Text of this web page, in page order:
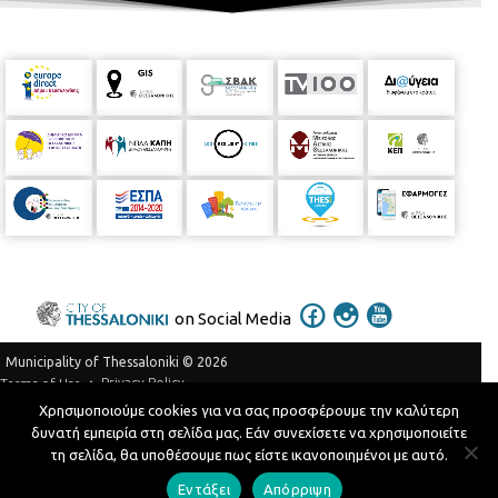
on Social Media
Municipality of Thessaloniki © 2026
Terms of Use
Privacy Policy
Telephone Catalog
Developed byMyCompany Projects
Χρησιμοποιούμε cookies για να σας προσφέρουμε την καλύτερη
δυνατή εμπειρία στη σελίδα μας. Εάν συνεχίσετε να χρησιμοποιείτε
τη σελίδα, θα υποθέσουμε πως είστε ικανοποιημένοι με αυτό.
Εντάξει Απόρριψη